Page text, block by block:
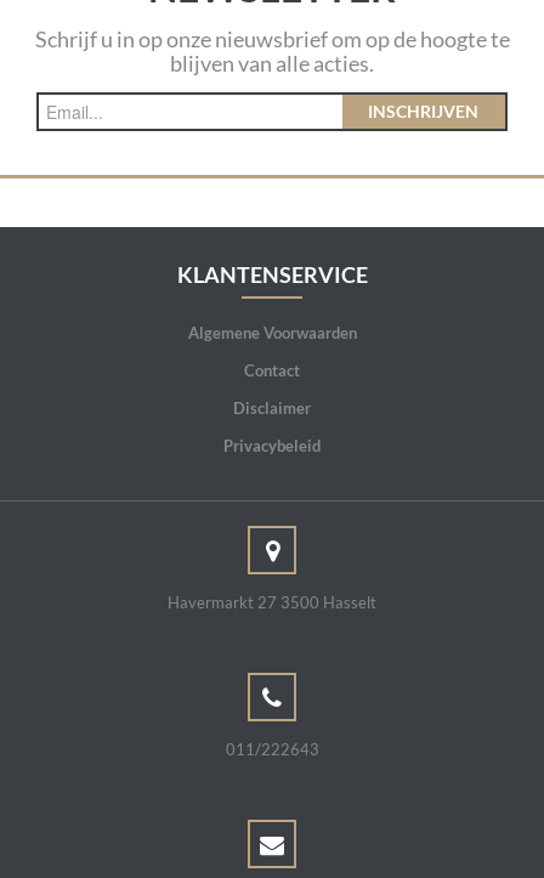
Schrijf u in op onze nieuwsbrief om op de hoogte te
blijven van alle acties.
INSCHRIJVEN
KLANTENSERVICE
Algemene Voorwaarden
Contact
Disclaimer
Privacybeleid
Havermarkt 27 3500 Hasselt
011/222643